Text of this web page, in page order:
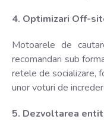
4. Optimizari Off-
Motoarele de
recomandari sub
retele de socializare,
unor voturi de
5. Dezvoltarea